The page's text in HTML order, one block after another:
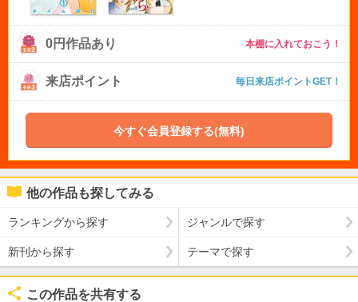
0円作品あり 本棚に入れておこう！
来店ポイント 毎日来店ポイントGET！
今すぐ会員登録する(無料)
他の作品も探してみる
ランキングから探す ジャンルで探す
新刊から探す テーマで探す
この作品を共有する